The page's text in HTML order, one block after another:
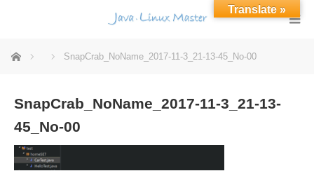
ホーム SnapCrab_NoName_2017-11-3_21-13-45_No-00
SnapCrab_NoName_2017-11-3_21-13-
45_No-00
Translate »